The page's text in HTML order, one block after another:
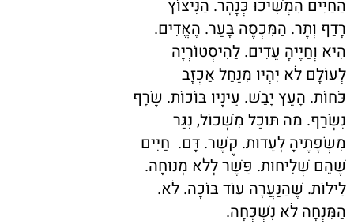
הַחַיִּים הִמְשִׁיכוּ כְּנָהָר. הַנִּיצוֹץ
רָדַף וְתָר. הַמִּכְסֶה בָּעַר. הֶאֱדִים.
הִיא וְחַיֶּיהָ עֵדִים. לַהִיסְטוֹרְיָה
לְעוֹלָם לֹא יִהְיוּ מִנַּחַל אַכְזָב
כֹּחוֹת. הָעֵץ יָבַשׁ. עֵינָיו בּוֹכוֹת. שָׂרָף
נִשְׂרַף. מה תּוּכַל מִשְּׁכוֹל, נִגַּר
מִשְּׂפָתֶיהָ לְעֵדוּת. קֶשֶׁר. דָּם. חַיִּים
שֶׁהֵם שְׁלִיחוּת. פֵּשֶׁר לְלֹא מְנוּחָה.
לֵילוֹת. שֶׁהַנַּעֲרָה עוֹד בּוֹכָה. לֹא.
הַמִּנְחָה לֹא נִשְׁכְּחָה.